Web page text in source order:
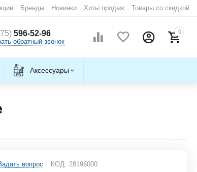
Бренды Новинки Хиты продаж Товары со скидкой
596-52-96
обратный звонок
0
Аксессуары
вопрос КОД: 28196000